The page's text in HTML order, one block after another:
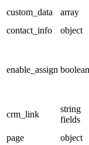
custom_data
array
contact_info
object
enable_assign boolean
crm_link
string
fields
page
object